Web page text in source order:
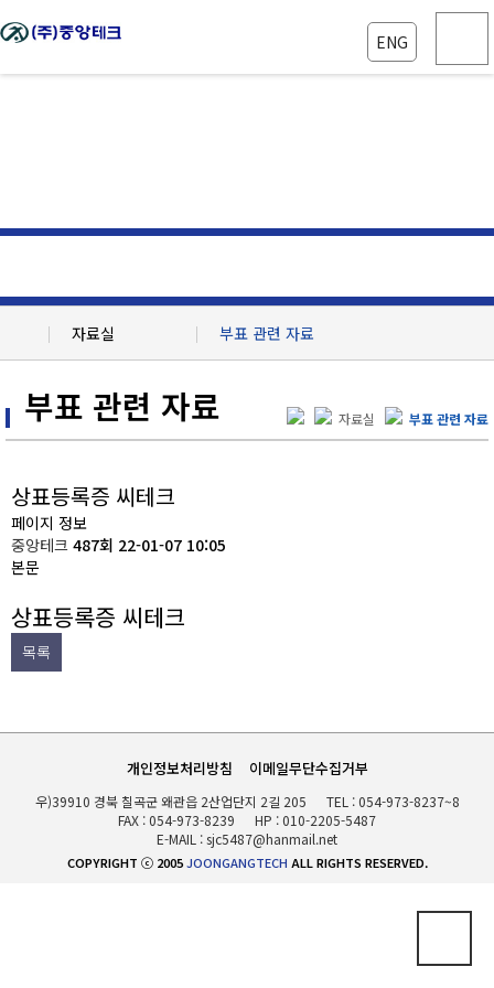
ENG
자료실 부표 관련 자료
생산설비
자료실
고객지원
부표 관련 자료
부표 관련 자료 자료실 부표 관련 자료
상표등록증 씨테크
페이지 정보
중앙테크 487회 22-01-07 10:05
본문
상표등록증 씨테크
목록
개인정보처리방침 이메일무단수집거부
우)39910 경북 칠곡군 왜관읍 2산업단지 2길 205 TEL :054-973-8237~8
FAX : 054-973-8239
HP :010-2205-5487
E-MAIL :sjc5487@hanmail.net
COPYRIGHT ⓒ 2005JOONGANGTECH ALL RIGHTS RESERVED.